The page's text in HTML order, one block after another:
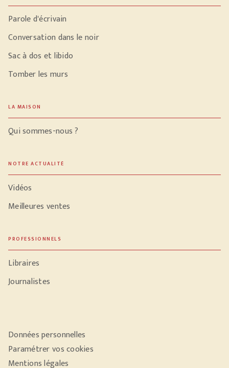
Parole d'écrivain
Conversation dans le noir
Sac à dos et libido
Tomber les murs
LA MAISON
Qui sommes-nous ?
NOTRE ACTUALITÉ
Vidéos
Meilleures ventes
PROFESSIONNELS
Libraires
Journalistes
Données personnelles
Paramétrer vos cookies
Mentions légales